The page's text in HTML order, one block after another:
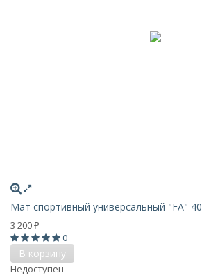
Мат спортивный универсальный "FA"
3 200 ₽
0
В корзину
Недоступен